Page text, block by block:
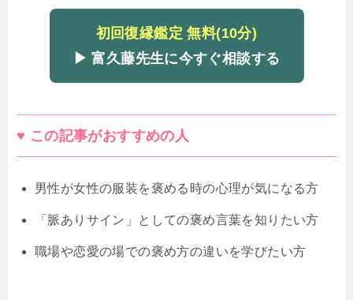
初回復縁鑑定 無料(10分)
▶ 富久藤先生に今すぐ相談する
♥ この記事がおすすめの人
男性が女性の服装を褒める時の心理が気になる方
「脈ありサイン」としての褒め言葉を知りたい方
職場や恋愛の場での褒め方の違いを学びたい方